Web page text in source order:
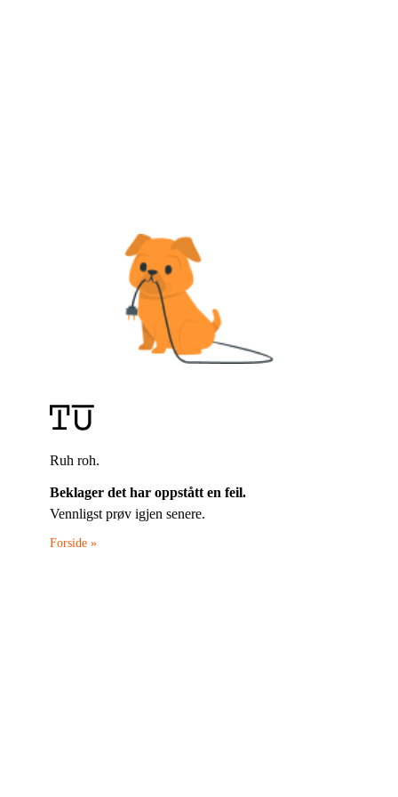
Ruh roh.
Beklager det har oppstått en feil.
Vennligst prøv igjen senere.
Forside »